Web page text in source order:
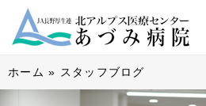
ホーム » スタッフブログ